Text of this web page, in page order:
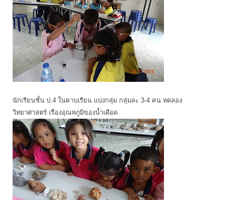
นักเรียนชั้น ป.4 ในคาบเรียน แบ่งกลุ่ม กลุ่มละ 3-4 คน ทดลอง
วิทยาศาสตร์ เรื่องอุณหภูมิของน้ำเดือด